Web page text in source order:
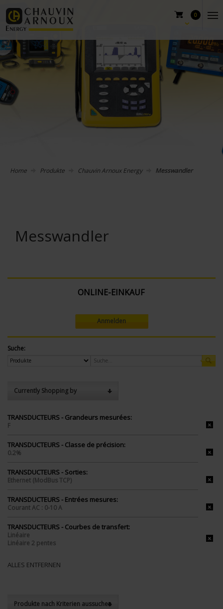
0
Home Produkte Chauvin Arnoux Energy Messwandler
Messwandler
ONLINE-EINKAUF
Anmelden
Suche:
Currently Shopping by
TRANSDUCTEURS - Grandeurs mesurées:
F
TRANSDUCTEURS - Classe de précision:
0.2%
TRANSDUCTEURS - Sorties:
Ethernet (ModBus TCP)
TRANSDUCTEURS - Entrées mesures:
Courant AC : 0-10 A
TRANSDUCTEURS - Courbes de transfert:
Linéaire
Linéaire 2 pentes
ALLES ENTFERNEN
Produkte nach Kriterien aussuchen